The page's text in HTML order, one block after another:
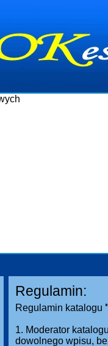
Regulamin:
Regulamin katalogu
1. Moderator
dowolnego wpisu,